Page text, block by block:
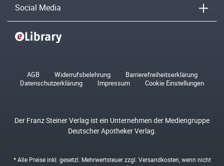
Social Media
AGB Widerrufsbelehrung
Barrierefreiheitserklärung
Datenschutzerklärung
Impressum Cookie Einstellungen
Der Franz Steiner Verlag ist ein Unternehmen der Mediengruppe
Deutscher Apotheker Verlag.
* Alle Preise inkl. gesetzl. Mehrwertsteuer zzgl. Versandkosten , wenn nicht